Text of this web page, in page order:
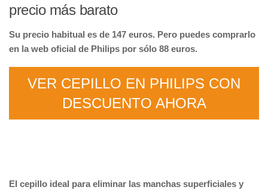
precio más barato
Su precio habitual es de 147 euros. Pero puedes comprarlo
en la web oficial de Philips por sólo 88 euros.
VER CEPILLO EN PHILIPS CON
DESCUENTO AHORA
El cepillo ideal para eliminar las manchas superficiales y